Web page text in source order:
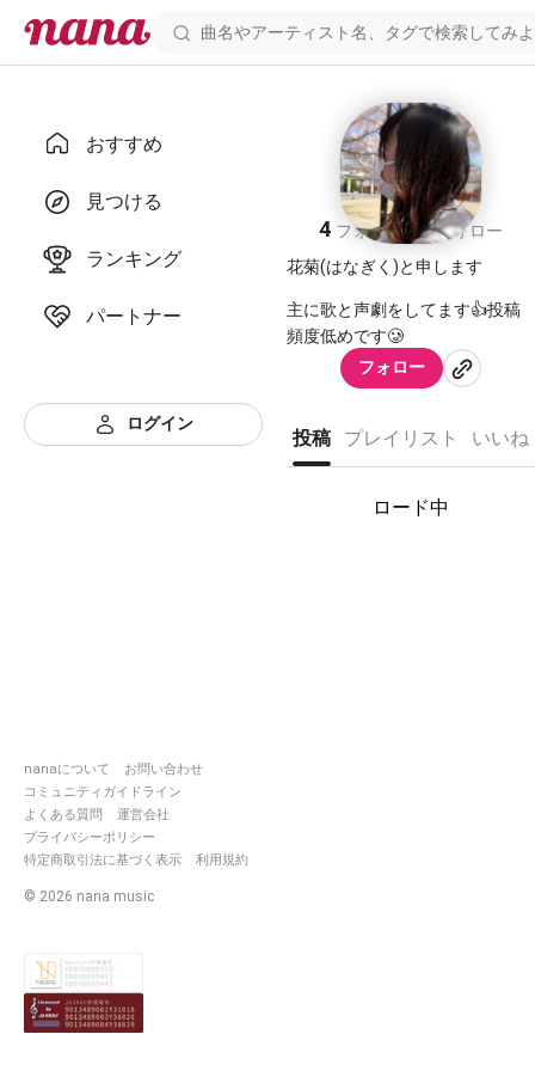
おすすめ
見つける
ランキング
パートナー
ログイン
nanaについて
お問い合わせ
コミュニティガイドライン
よくある質問
運営会社
プライバシーポリシー
特定商取引法に基づく表示
利用規約
© 2026 nana music
花菊
4 フォロワー4 フォロー
花菊(はなぎく)と申します
主に歌と声劇をしてます👍投稿
フォロー
投稿 プレイリスト いいね
ロード中